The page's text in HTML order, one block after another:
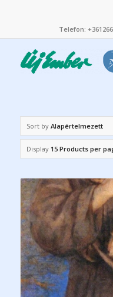
Telefon:
Sort by Alapértelmezett
Display 15 Products per